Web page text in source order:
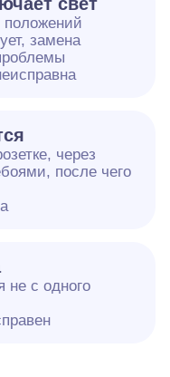
замена
через
после чего
не с одного